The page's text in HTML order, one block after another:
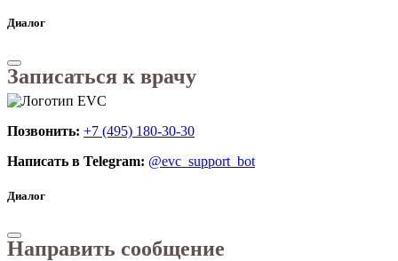
Диалог
Записаться к врачу
Позвонить: +7 (495) 180-30-30
Написать в Telegram: @evc_support_bot
Диалог
Направить сообщение